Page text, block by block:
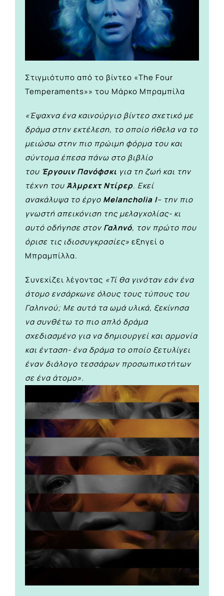
Στιγμιότυπο από το βίντεο «The Four
Temperaments»» του Μάρκο Μπραμπίλα
«Έψαχνα ένα καινούργιο βίντεο σχετικό με
δράμα στην εκτέλεση, το οποίο ήθελα να το
μειώσω στην πιο πρώιμη φόρμα του και
σύντομα έπεσα πάνω στο βιβλίο
του Έργουιν Πανόφσκι για τη ζωή και την
τέχνη τουΆλμρεχτ Ντίρερ. Εκεί
ανακάλυψα το έργο Melancholia I– την πιο
γνωστή απεικόνιση της μελαγχολίας- κι
αυτό οδήγησε στον Γαληνό, τον πρώτο που
όρισε τις ιδιοσυγκρασίες» εξηγεί ο
Μπραμπίλλα.
Συνεχίζει λέγοντας «Τί θα γινόταν εάν ένα
άτομο ενσάρκωνε όλους τους τύπους του
Γαληνού; Με αυτά τα ωμά υλικά, ξεκίνησα
να συνθέτω το πιο απλό δράμα
σχεδιασμένο για να δημιουργεί και αρμονία
και ένταση- ένα δράμα το οποίο ξετυλίγει
έναν διάλογο τεσσάρων προσωπικοτήτων
σε ένα άτομο».